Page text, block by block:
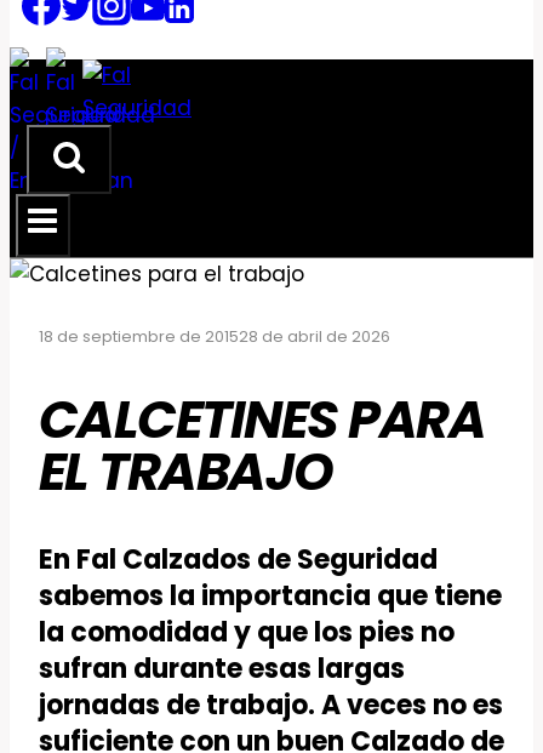
18 de septiembre de 201528 de abril de 2026
CALCETINES PARA
EL TRABAJO
En Fal Calzados de Seguridad
sabemos la importancia que tiene
la comodidad y que los pies no
sufran durante esas largas
jornadas de trabajo. A veces no es
suficiente con un buen Calzado de